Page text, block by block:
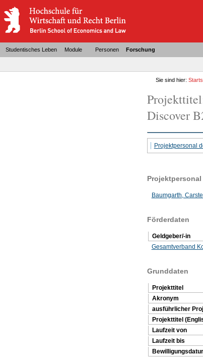
Studentisches Leben Module Personen Forschung
Sie sind hier:
Discover
Projektpersonal
Projektpersonal
Baumgarth,
Förderdaten
Geldgeber/-in
Gesamtverband
Grunddaten
Projekttitel
Akronym
ausführlicher
Projekttitel
Laufzeit von
Laufzeit bis